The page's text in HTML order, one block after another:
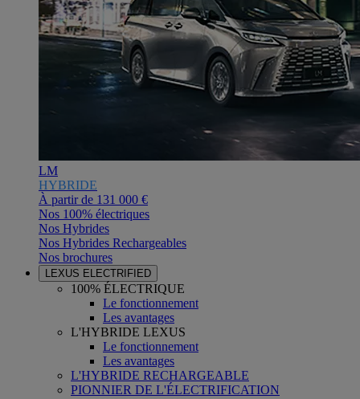
LM
HYBRIDE
À partir de 131 000 €
Nos 100% électriques
Nos Hybrides
Nos Hybrides Rechargeables
Nos brochures
LEXUS ELECTRIFIED
100% ÉLECTRIQUE
Le fonctionnement
Les avantages
L'HYBRIDE LEXUS
Le fonctionnement
Les avantages
L'HYBRIDE RECHARGEABLE
PIONNIER DE L'ÉLECTRIFICATION